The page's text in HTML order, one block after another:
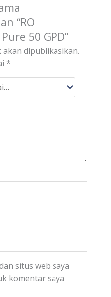
“RO
50 GPD”
akan dipublikasikan.
*
situs web saya
komentar saya